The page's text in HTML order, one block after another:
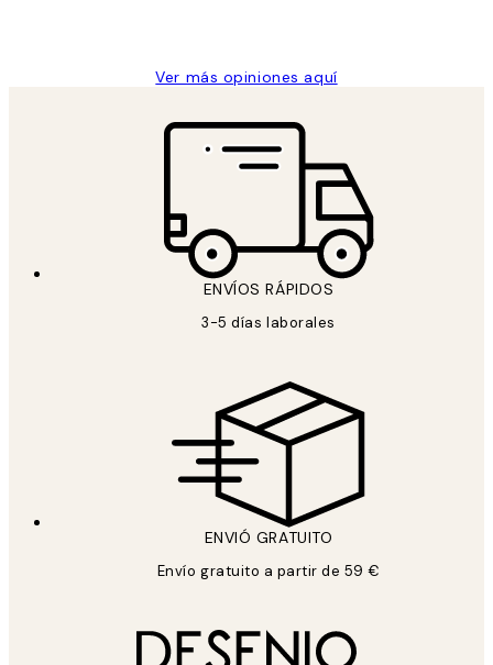
Ver más opiniones aquí
ENVÍOS RÁPIDOS
3-5 días laborales
ENVIÓ GRATUITO
Envío gratuito a partir de 59 €